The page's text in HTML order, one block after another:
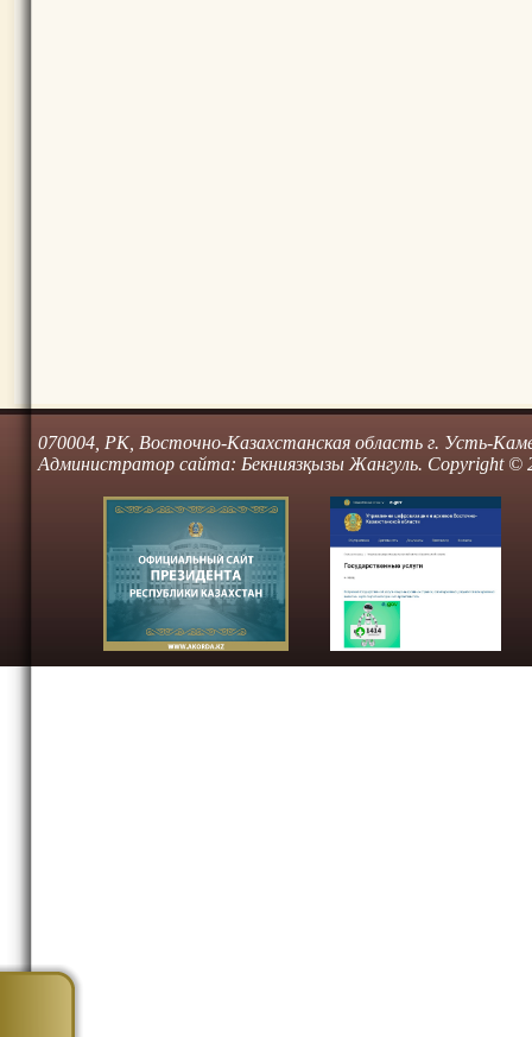
070004, РК, Восточно-Казахстанская область г. Усть-
Администратор сайта: Бекниязқызы Жангуль. Copyright ©